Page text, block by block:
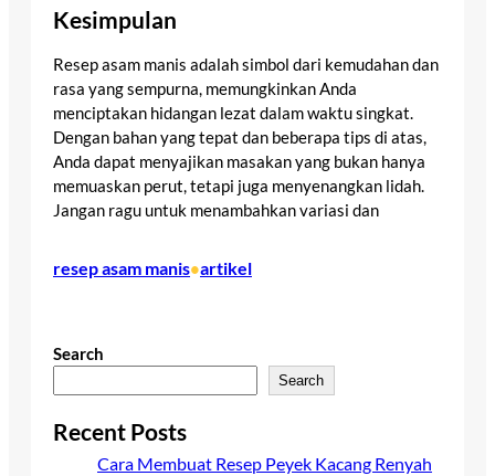
Kesimpulan
Resep asam manis adalah simbol dari kemudahan dan
rasa yang sempurna, memungkinkan Anda
menciptakan hidangan lezat dalam waktu singkat.
Dengan bahan yang tepat dan beberapa tips di atas,
Anda dapat menyajikan masakan yang bukan hanya
memuaskan perut, tetapi juga menyenangkan lidah.
Jangan ragu untuk menambahkan variasi dan
resep asam manis•artikel
Search
Search
Recent Posts
Cara Membuat Resep Peyek Kacang Renyah